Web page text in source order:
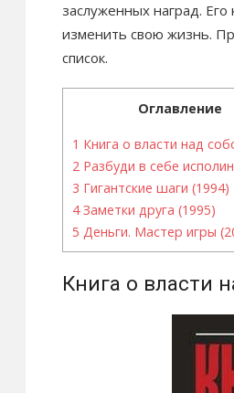
заслуженных наград.
изменить свою жизнь.
список.
Оглавление
1 Книга о власти над
2 Разбуди в себе
3 Гигантские шаги (1994)
4Заметки друга (1995)
5 Деньги. Мастер игры
Книга о власти